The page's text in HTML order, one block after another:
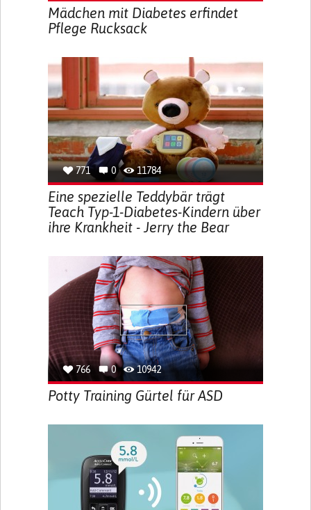
Mädchen mit Diabetes erfindet
Pflege Rucksack
771 0 11784
Eine spezielle Teddybär trägt
Teach Typ-1-Diabetes-Kindern über
ihre Krankheit - Jerry the Bear
766 0 10942
Potty Training Gürtel für ASD